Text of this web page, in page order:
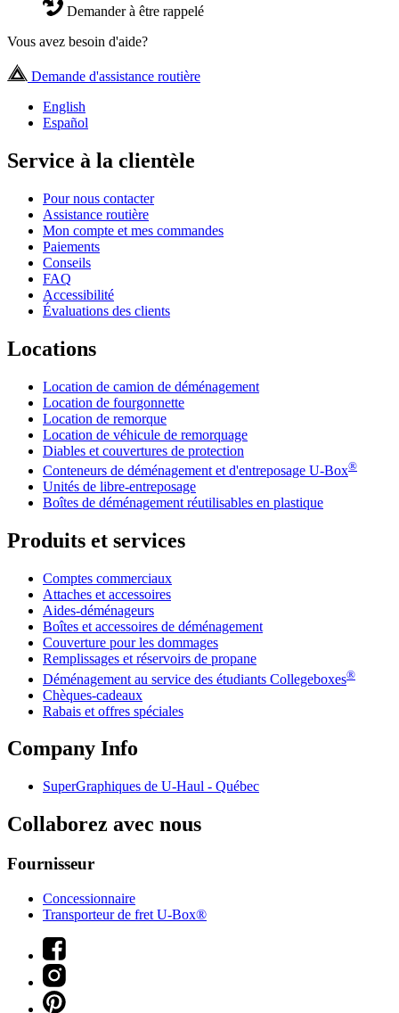
Demander à être rappelé
Vous avez besoin d'aide?
Demande d'assistance routière
English
Español
Service à la clientèle
Pour nous contacter
Assistance routière
Mon compte et mes commandes
Paiements
Conseils
FAQ
Accessibilité
Évaluations des clients
Locations
Location de camion de déménagement
Location de fourgonnette
Location de remorque
Location de véhicule de remorquage
Diables et couvertures de protection
Conteneurs de déménagement et d'entreposage U-Box®
Unités de libre-entreposage
Boîtes de déménagement réutilisables en plastique
Produits et services
Comptes commerciaux
Attaches et accessoires
Aides-déménageurs
Boîtes et accessoires de déménagement
Couverture pour les dommages
Remplissages et réservoirs de propane
Déménagement au service des étudiants Collegeboxes®
Chèques-cadeaux
Rabais et offres spéciales
Company Info
SuperGraphiques de U-Haul - Québec
Collaborez avec nous
Fournisseur
Concessionnaire
Transporteur de fret U-Box®